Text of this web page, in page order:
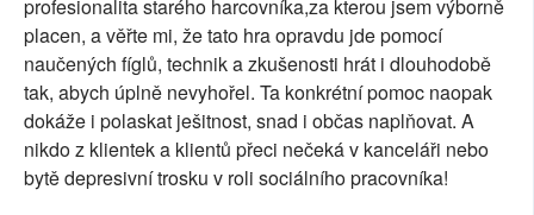
profesionalita starého harcovníka,za kterou jsem výborně
placen, a věřte mi, že tato hra opravdu jde pomocí
naučených fíglů, technik a zkušenosti hrát i dlouhodobě
tak, abych úplně nevyhořel. Ta konkrétní pomoc naopak
dokáže i polaskat ješitnost, snad i občas naplňovat. A
nikdo z klientek a klientů přeci nečeká v kanceláři nebo
bytě depresivní trosku v roli sociálního pracovníka!